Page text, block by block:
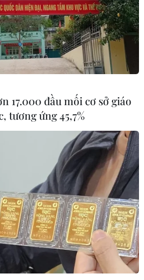
#mã vùng
Lâm Đồng
17.000 đầu mối cơ sở giáo
tương ứng 45,7%